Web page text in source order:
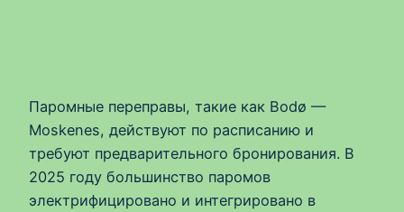
Паромные переправы, такие как Bodø —
Moskenes, действуют по расписанию и
требуют предварительного бронирования. В
2025 году большинство паромов
электрифицировано и интегрировано в